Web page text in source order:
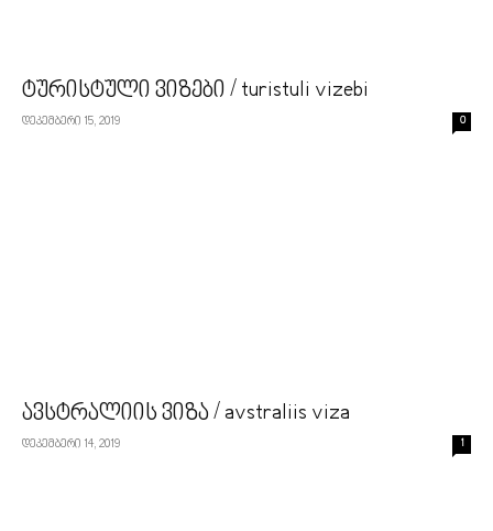
ტურისტული ვიზები / turistuli vizebi
დეკემბერი 15, 2019 0
ავსტრალიის ვიზა / avstraliis viza
დეკემბერი 14, 2019 1